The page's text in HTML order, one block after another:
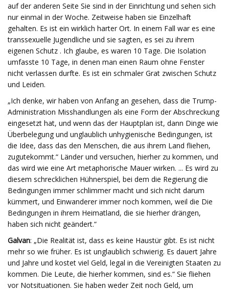
auf der anderen Seite Sie sind in der Einrichtung und sehen sich
nur einmal in der Woche. Zeitweise haben sie Einzelhaft
gehalten. Es ist ein wirklich harter Ort. In einem Fall war es eine
transsexuelle Jugendliche und sie sagten, es sei zu ihrem
eigenen Schutz . Ich glaube, es waren 10 Tage. Die Isolation
umfasste 10 Tage, in denen man einen Raum ohne Fenster
nicht verlassen durfte. Es ist ein schmaler Grat zwischen Schutz
und Leiden.
„Ich denke, wir haben von Anfang an gesehen, dass die Trump-
Administration Misshandlungen als eine Form der Abschreckung
eingesetzt hat, und wenn das der Hauptplan ist, dann Dinge wie
Überbelegung und unglaublich unhygienische Bedingungen, ist
die Idee, dass das den Menschen, die aus ihrem Land fliehen,
zugutekommt.“ Länder und versuchen, hierher zu kommen, und
das wird wie eine Art metaphorische Mauer wirken. ... Es wird zu
diesem schrecklichen Hühnerspiel, bei dem die Regierung die
Bedingungen immer schlimmer macht und sich nicht darum
kümmert, und Einwanderer immer noch kommen, weil die Die
Bedingungen in ihrem Heimatland, die sie hierher drängen,
haben sich nicht geändert.“
Galvan: „Die Realität ist, dass es keine Haustür gibt. Es ist nicht
mehr so ​​wie früher. Es ist unglaublich schwierig. Es dauert Jahre
und Jahre und kostet viel Geld, legal in die Vereinigten Staaten zu
kommen. Die Leute, die hierher kommen, sind es.“ Sie fliehen
vor Notsituationen. Sie haben weder Zeit noch Geld, um